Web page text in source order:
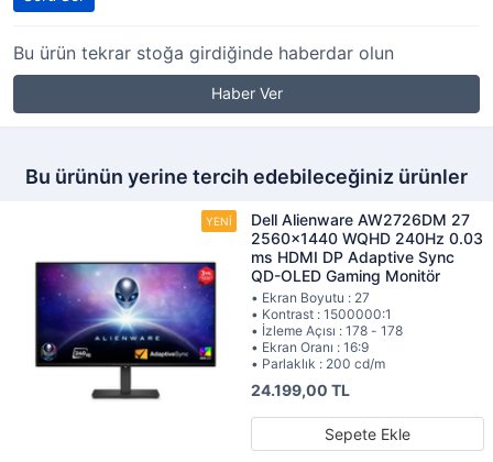
Bu ürün tekrar stoğa girdiğinde haberdar olun
Haber Ver
Bu ürünün yerine tercih edebileceğiniz ürünler
Dell Alienware AW2726DM 27
2560x1440 WQHD 240Hz 0.03
ms HDMI DP Adaptive Sync
QD-OLED Gaming Monitör
• Ekran Boyutu : 27
• Kontrast : 1500000:1
• İzleme Açısı : 178 - 178
• Ekran Oranı : 16:9
• Parlaklık : 200 cd/m
24.199,00 TL
Sepete Ekle